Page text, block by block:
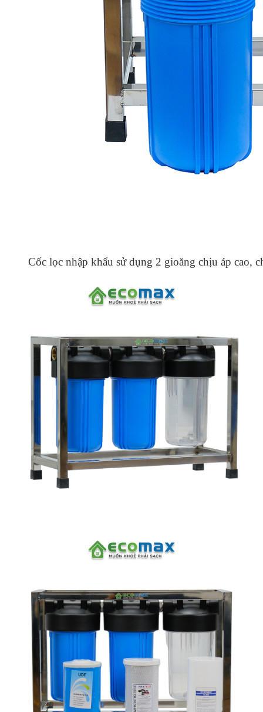
Cốc lọc nhập khẩu sử dụng 2 gioăng chịu áp cao,